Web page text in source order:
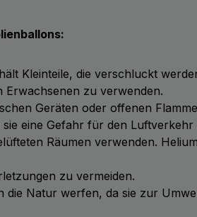
Kleinteile, die verschluckt
zu verwenden.
Geräten oder offenen
eine Gefahr für den
Räumen verwenden.
zu vermeiden.
die Natur werfen, da sie zur